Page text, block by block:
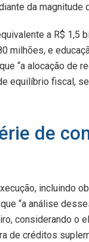
da magnitude
a R$ 1,5
milhões, e
“a alocação de
equilíbrio fiscal,
de
incluindo
“a análise
considerando o
de créditos